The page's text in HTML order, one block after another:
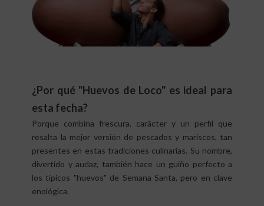
¿Por qué "Huevos de Loco" es ideal para
esta fecha?
Porque combina frescura, carácter y un perfil que
resalta la mejor versión de pescados y mariscos, tan
presentes en estas tradiciones culinarias. Su nombre,
divertido y audaz, también hace un guiño perfecto a
los típicos "huevos" de Semana Santa, pero en clave
enológica.